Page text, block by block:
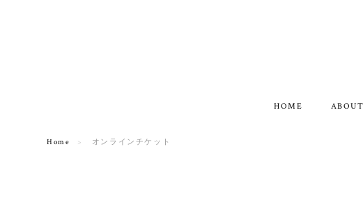
HOME ABOUT
Home オンラインチケット